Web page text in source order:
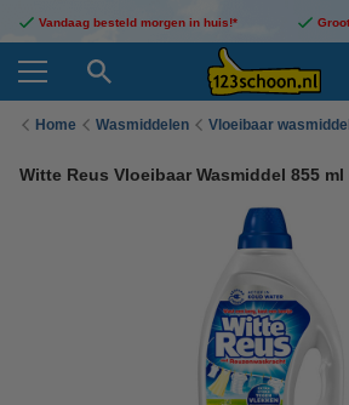
Vandaag besteld morgen in huis!*
Home Wasmiddelen Vloeibaar
Witte Reus Vloeibaar Wasmiddel 855